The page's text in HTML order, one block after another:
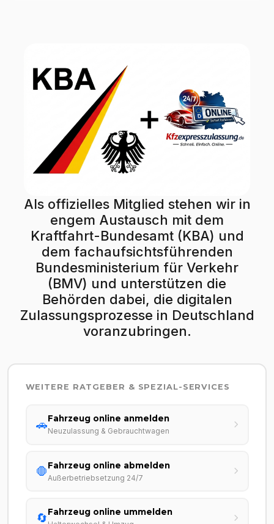
Als offizielles Mitglied stehen wir in
engem Austausch mit dem
Kraftfahrt-Bundesamt (KBA) und
dem fachaufsichtsführenden
Bundesministerium für Verkehr
(BMV) und unterstützen die
Behörden dabei, die digitalen
Zulassungsprozesse in Deutschland
voranzubringen.
WEITERE RATGEBER & SPEZIAL-SERVICES
🚗Fahrzeug online anmelden
Neuzulassung & Gebrauchtwagen
🛑Fahrzeug online abmelden
Außerbetriebsetzung 24/7
🔄Fahrzeug online ummelden